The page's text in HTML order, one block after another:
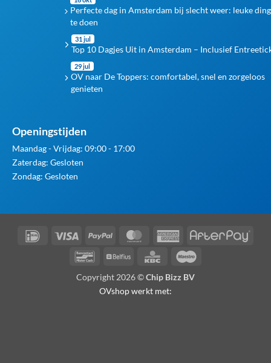
Perfecte dag in Amsterdam bij slecht weer: leuke
te doen
31 jul
Top 10 Dagjes Uit in Amsterdam – Inclusief
29 jul
OV naar De Toppers: comfortabel, snel en zorgeloos
genieten
Openingstijden
Maandag - Vrijdag: 09:00 - 17:00
Zaterdag: Gesloten
Zondag: Gesloten
IDeal Visa PayPal MasterCardAmerican
BancontactBelfius KBC
Copyright 2026 ©Chip Bizz BV
OVshop werkt met: